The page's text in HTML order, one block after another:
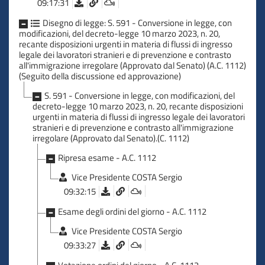
L'approccio che ha ispirato questo provvedimento, quindi, è
un approccio esattamente opposto ed è significativo che
l'esame in quest'Aula si svolga nella stessa settimana nella
quale il Governo ha sostituito il reddito di cittadinanza con un
provvedimento che aiuta le persone realmente bisognose,
Con la stessa idea, sul fronte delle migrazioni, finalmente è
stata adottata una logica di programmazione ordinata. Si è
compiuta una rivoluzione copernicana rispetto all'idea della
senza il rispetto di nessuno. Noi, invece, vogliamo far entrare
chi ne ha diritto e coloro ai quali possiamo offrire una reale
opportunità. Questo è il rispetto dei diritti umani e delle
Signor Presidente, proprio per rendere più efficiente la
programmazione dei flussi d'ingresso per motivi di lavoro,
questo decreto ha introdotto una programmazione dei flussi
per il triennio 2023-2025, con l'obiettivo di attuare una
09:17:31
Disegno di legge: S. 591 - Conversione in legge, con
modificazioni, del decreto-legge 10 marzo 2023, n. 20,
recante disposizioni urgenti in materia di flussi di ingresso
legale dei lavoratori stranieri e di prevenzione e contrasto
all'immigrazione irregolare (Approvato dal Senato) (A.C. 1112)
(Seguito della discussione ed approvazione)
S. 591 - Conversione in legge, con modificazioni, del
decreto-legge 10 marzo 2023, n. 20, recante disposizioni
urgenti in materia di flussi di ingresso legale dei lavoratori
stranieri e di prevenzione e contrasto all'immigrazione
irregolare (Approvato dal Senato).(C. 1112)
Ripresa esame - A.C. 1112
Vice Presidente COSTA Sergio
09:32:15
Esame degli ordini del giorno - A.C. 1112
Vice Presidente COSTA Sergio
09:33:27